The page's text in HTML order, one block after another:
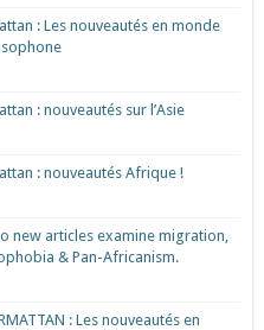
: Les nouveautés en monde
: nouveautés sur l’Asie
: nouveautés Afrique !​
new articles examine migration,
& Pan-Africanism.
: Les nouveautés en